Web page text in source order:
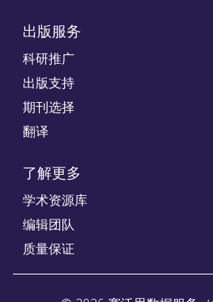
出版服务
科研推广
出版支持
期刊选择
翻译
了解更多
学术资源库
编辑团队
质量保证